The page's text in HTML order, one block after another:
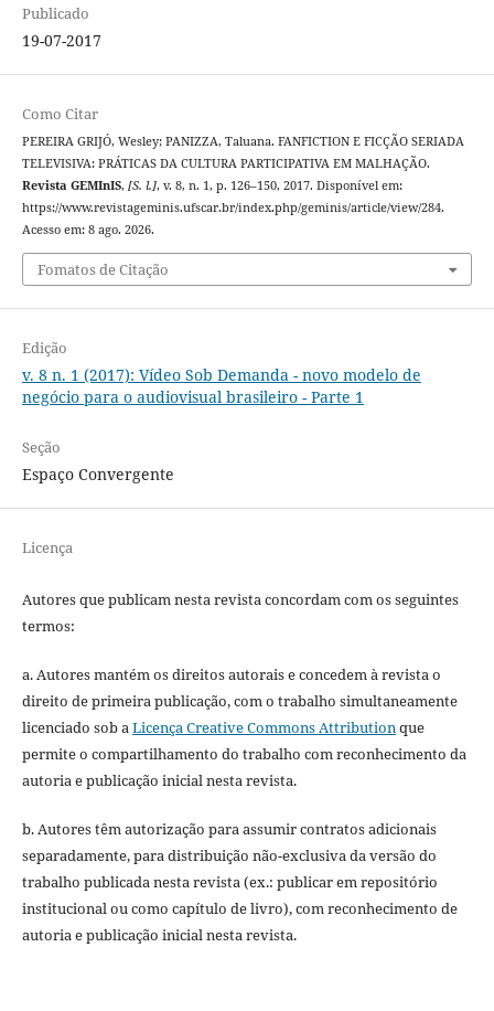
Publicado
19-07-2017
Como Citar
PEREIRA GRIJÓ, Wesley; PANIZZA, Taluana. FANFICTION E FICÇÃO SERIADA
TELEVISIVA: PRÁTICAS DA CULTURA PARTICIPATIVA EM MALHAÇÃO.
Revista GEMInIS, [S. l.], v. 8, n. 1, p. 126–150, 2017. Disponível em:
https://www.revistageminis.ufscar.br/index.php/geminis/article/view/284.
Acesso em: 8 ago. 2026.
Fomatos de Citação
Edição
v. 8 n. 1 (2017): Vídeo Sob Demanda - novo modelo de
negócio para o audiovisual brasileiro - Parte 1
Seção
Espaço Convergente
Licença
Autores que publicam nesta revista concordam com os seguintes
termos:
a. Autores mantém os direitos autorais e concedem à revista o
direito de primeira publicação, com o trabalho simultaneamente
licenciado sob aLicença Creative Commons Attributionque
permite o compartilhamento do trabalho com reconhecimento da
autoria e publicação inicial nesta revista.
b. Autores têm autorização para assumir contratos adicionais
separadamente, para distribuição não-exclusiva da versão do
trabalho publicada nesta revista (ex.: publicar em repositório
institucional ou como capítulo de livro), com reconhecimento de
autoria e publicação inicial nesta revista.